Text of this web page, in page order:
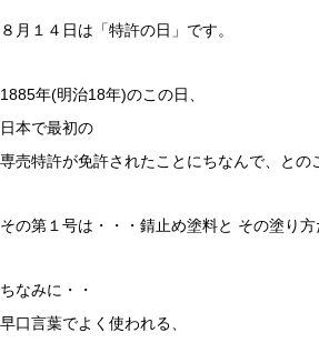
８月１４日は「特許の日」です。
1885年(明治18年)のこの日、
日本で最初の
専売特許が免許されたことにちなんで、との
その第１号は・・・錆止め塗料と その塗り方
ちなみに・・
早口言葉でよく使われる、